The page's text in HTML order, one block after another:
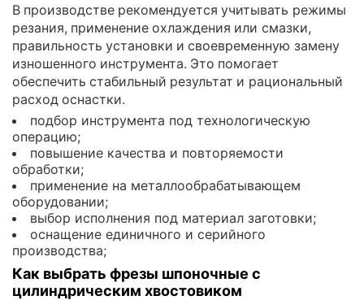
В производстве рекомендуется учитывать режимы
резания, применение охлаждения или смазки,
правильность установки и своевременную замену
изношенного инструмента. Это помогает
обеспечить стабильный результат и рациональный
расход оснастки.
подбор инструмента под технологическую
операцию;
повышение качества и повторяемости
обработки;
применение на металлообрабатывающем
оборудовании;
выбор исполнения под материал заготовки;
оснащение единичного и серийного
производства;
Как выбрать фрезы шпоночные с
цилиндрическим хвостовиком